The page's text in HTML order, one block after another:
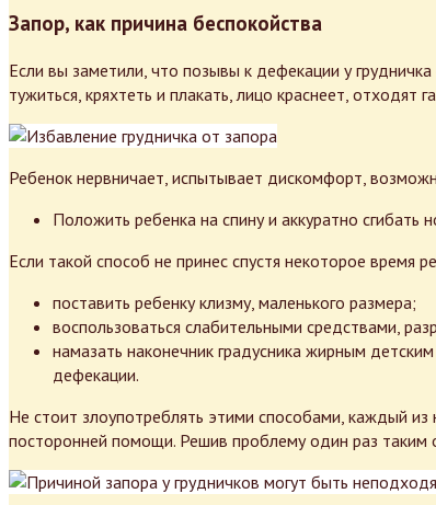
Запор, как причина беспокойства
Если вы заметили, что позывы к дефекации у
тужиться, кряхтеть и плакать, лицо краснеет, отходят
Ребенок нервничает, испытывает дискомфорт,
Положить ребенка на спину и аккуратно
Если такой способ не принес спустя некоторое время
поставить ребенку клизму, маленького размера;
воспользоваться слабительными средствами,
намазать наконечник градусника жирным
дефекации.
Не стоит злоупотреблять этими способами, каждый
посторонней помощи. Решив проблему один раз таким